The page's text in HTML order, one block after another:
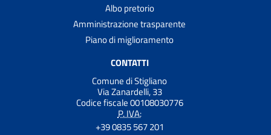
Albo pretorio
Amministrazione trasparente
Piano di miglioramento
CONTATTI
Comune di Stigliano
Via Zanardelli, 33
Codice fiscale 00108030776
P. IVA:
+39 0835 567 201